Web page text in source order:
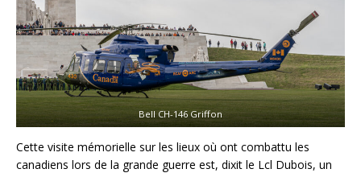
Bell CH-146 Griffon
Cette visite mémorielle sur les lieux où ont combattu les
canadiens lors de la grande guerre est, dixit le Lcl Dubois, un